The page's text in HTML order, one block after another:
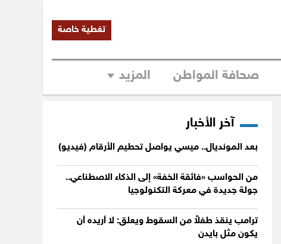
تغطية خاصة
صحافة المواطن المزيد
آخر الأخبار
بعد المونديال.. ميسي يواصل تحطيم الأرقام (فيديو)
من الحواسب «فائقة الخفة» إلى الذكاء الاصطناعي..
جولة جديدة في معركة التكنولوجيا
ترامب ينقذ طفلاً من السقوط ويعلق: لا أريده أن
يكون مثل بايدن